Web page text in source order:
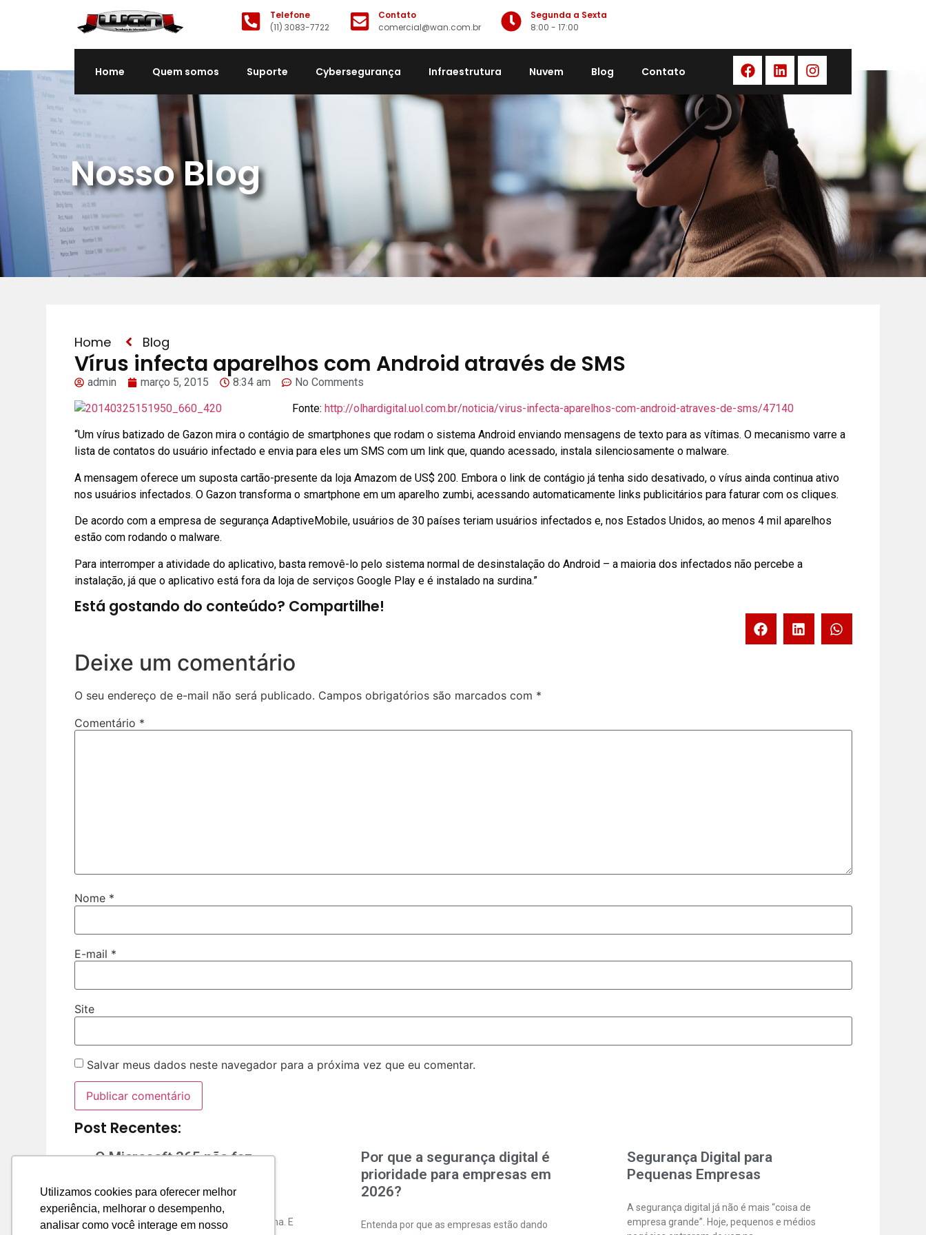
Utilizamos cookies para oferecer melhor
experiência, melhorar o desempenho,
analisar como você interage em nosso
Telefone
(11) 3083-7722
Contato
comercial@wan.com.br
Segunda a Sexta
8:00 - 17:00
Home Quem somos Suporte Cybersegurança Infraestrutura Nuvem Blog Contato
Nosso Blog
Home Blog
Vírus infecta aparelhos com Android através de SMS
admin março 5, 2015 8:34 am No Comments
Fonte: http://olhardigital.uol.com.br/noticia/virus-infecta-aparelhos-com-android-atraves-de-sms/47140
“Um vírus batizado de Gazon mira o contágio de smartphones que rodam o sistema Android enviando mensagens de texto para as vítimas. O mecanismo varre a
lista de contatos do usuário infectado e envia para eles um SMS com um link que, quando acessado, instala silenciosamente o malware.
A mensagem oferece um suposta cartão-presente da loja Amazom de US$ 200. Embora o link de contágio já tenha sido desativado, o vírus ainda continua ativo
nos usuários infectados. O Gazon transforma o smartphone em um aparelho zumbi, acessando automaticamente links publicitários para faturar com os cliques.
De acordo com a empresa de segurança AdaptiveMobile, usuários de 30 países teriam usuários infectados e, nos Estados Unidos, ao menos 4 mil aparelhos
estão com rodando o malware.
Para interromper a atividade do aplicativo, basta removê-lo pelo sistema normal de desinstalação do Android – a maioria dos infectados não percebe a
instalação, já que o aplicativo está fora da loja de serviços Google Play e é instalado na surdina.”
Está gostando do conteúdo? Compartilhe!
Deixe um comentário
O seu endereço de e-mail não será publicado. Campos obrigatórios são marcados com *
Comentário *
Nome *
E-mail *
Site
Salvar meus dados neste navegador para a próxima vez que eu comentar.
Post Recentes:
O Microsoft 365 não faz
Se sua empresa usa Microsoft 365 e não
possui backup externo, existe um problema. E
Por que a segurança digital é
prioridade para empresas em
2026?
Entenda por que as empresas estão dando
Segurança Digital para
Pequenas Empresas
A segurança digital já não é mais “coisa de
empresa grande”. Hoje, pequenos e médios